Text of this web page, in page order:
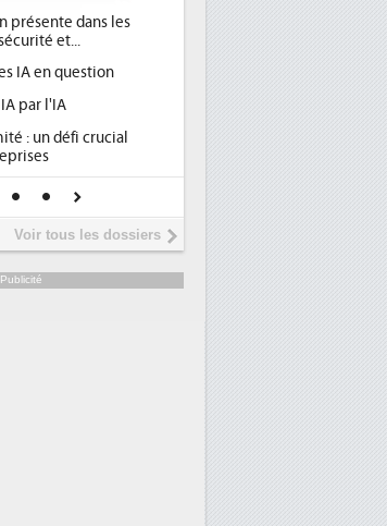
1
Qu'est-ce que la DEE (directive
2
DEE, une pression administrative
place pour répondre à...
Phocea DC dans les cordes pour la
Interview de Fabrice Coquio,
président de Digital Realty...
6
Trimestriels IBM : L'activité logicielle
soutient les...
Voir tous les dossiers
Publicité